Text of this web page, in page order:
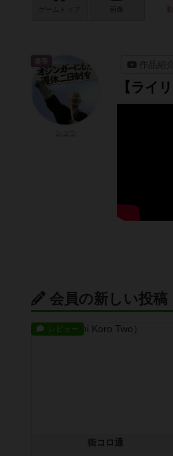
ゲーム 画像
作品紹介
【ライ
会員の新しい投稿
レビュー
街コロ通